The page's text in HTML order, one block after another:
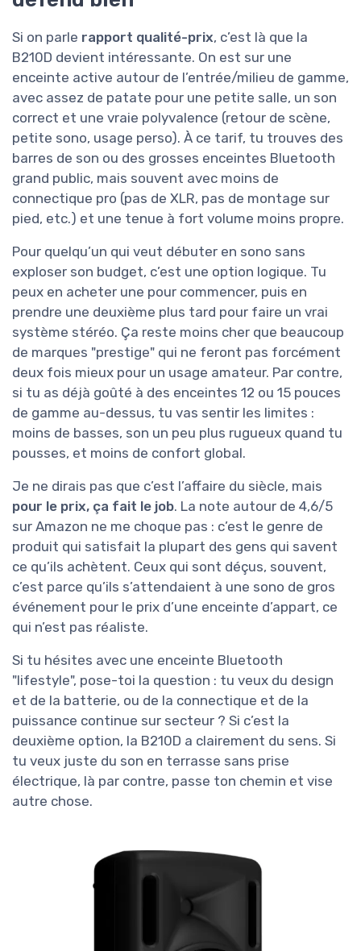
Si on parle rapport qualité-prix, c’est là que la
B210D devient intéressante. On est sur une
enceinte active autour de l’entrée/milieu de gamme,
avec assez de patate pour une petite salle, un son
correct et une vraie polyvalence (retour de scène,
petite sono, usage perso). À ce tarif, tu trouves des
barres de son ou des grosses enceintes Bluetooth
grand public, mais souvent avec moins de
connectique pro (pas de XLR, pas de montage sur
pied, etc.) et une tenue à fort volume moins propre.
Pour quelqu’un qui veut débuter en sono sans
exploser son budget, c’est une option logique. Tu
peux en acheter une pour commencer, puis en
prendre une deuxième plus tard pour faire un vrai
système stéréo. Ça reste moins cher que beaucoup
de marques "prestige" qui ne feront pas forcément
deux fois mieux pour un usage amateur. Par contre,
si tu as déjà goûté à des enceintes 12 ou 15 pouces
de gamme au-dessus, tu vas sentir les limites :
moins de basses, son un peu plus rugueux quand tu
pousses, et moins de confort global.
Je ne dirais pas que c’est l’affaire du siècle, mais
pour le prix, ça fait le job. La note autour de 4,6/5
sur Amazon ne me choque pas : c’est le genre de
produit qui satisfait la plupart des gens qui savent
ce qu’ils achètent. Ceux qui sont déçus, souvent,
c’est parce qu’ils s’attendaient à une sono de gros
événement pour le prix d’une enceinte d’appart, ce
qui n’est pas réaliste.
Si tu hésites avec une enceinte Bluetooth
"lifestyle", pose-toi la question : tu veux du design
et de la batterie, ou de la connectique et de la
puissance continue sur secteur ? Si c’est la
deuxième option, la B210D a clairement du sens. Si
tu veux juste du son en terrasse sans prise
électrique, là par contre, passe ton chemin et vise
autre chose.